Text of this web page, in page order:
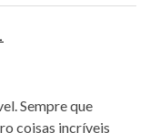
Sempre que
coisas incríveis